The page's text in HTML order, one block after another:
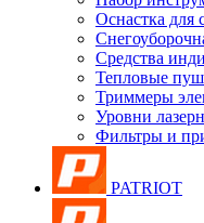
Оснастка для
Средства
Тепловые
Триммеры
Уровни
Фильтры и
PATRIOT